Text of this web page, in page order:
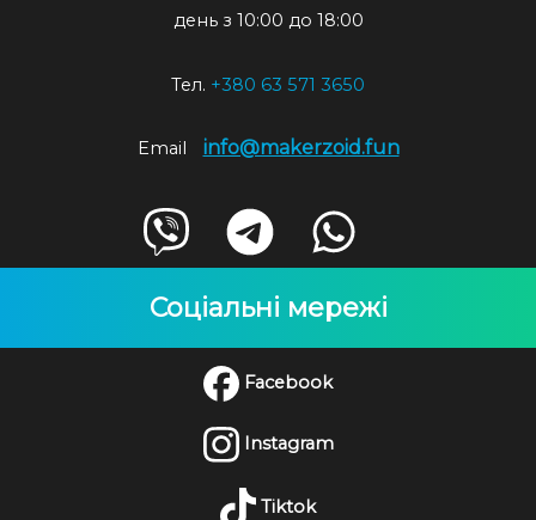
день з 10:00 до 18:00
Тел. +380 63 571 3650
Email info@makerzoid.fun
Соціальні мережі
Facebook
Instagram
Tiktok